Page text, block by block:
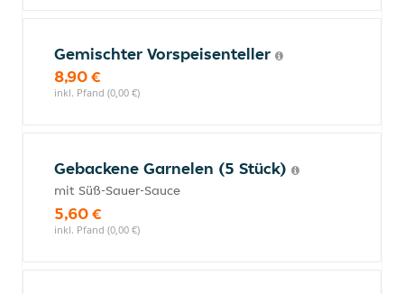
Gemischter Vorspeisenteller
8,90 €
inkl. Pfand (0,00 €)
Gebackene Garnelen (5 Stück)
mit Süß-Sauer-Sauce
5,60 €
inkl. Pfand (0,00 €)